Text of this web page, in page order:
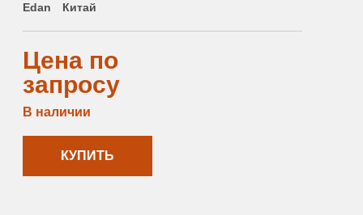
Edan Китай
Цена по
запросу
В наличии
КУПИТЬ